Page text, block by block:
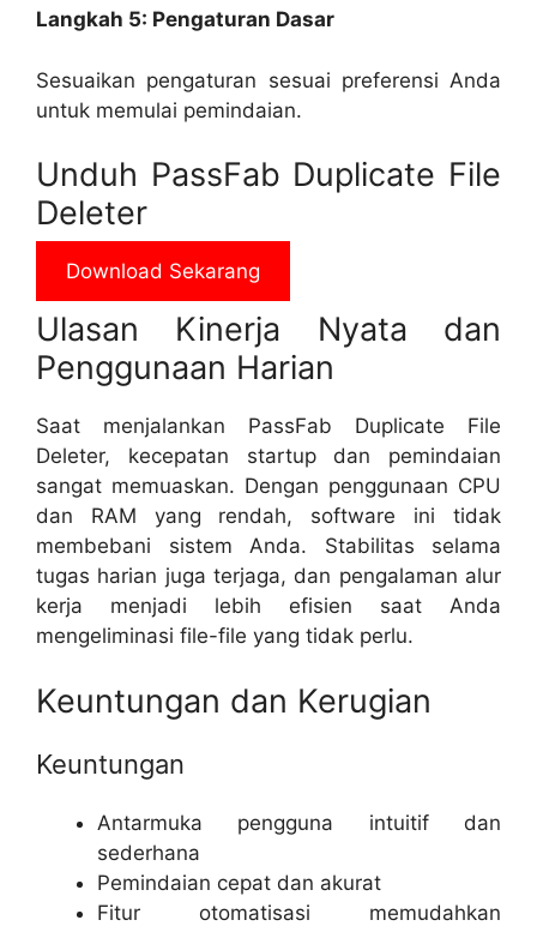
Langkah 5: Pengaturan Dasar
Sesuaikan pengaturan sesuai preferensi Anda
untuk memulai pemindaian.
Unduh PassFab Duplicate File
Deleter
Download Sekarang
Ulasan Kinerja Nyata dan
Penggunaan Harian
Saat menjalankan PassFab Duplicate File
Deleter, kecepatan startup dan pemindaian
sangat memuaskan. Dengan penggunaan CPU
dan RAM yang rendah, software ini tidak
membebani sistem Anda. Stabilitas selama
tugas harian juga terjaga, dan pengalaman alur
kerja menjadi lebih efisien saat Anda
mengeliminasi file-file yang tidak perlu.
Keuntungan dan Kerugian
Keuntungan
Antarmuka pengguna intuitif dan
sederhana
Pemindaian cepat dan akurat
Fitur otomatisasi memudahkan